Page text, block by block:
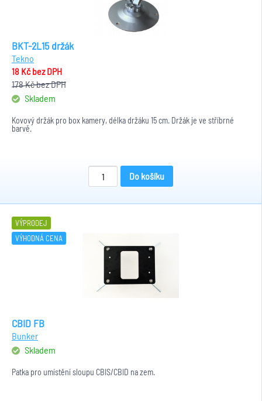
BKT-2L15 držák
Tekno
18 Kčbez DPH
178 Kčbez DPH
Skladem
Kovový držák pro box kamery, délka držáku 15 cm. Držák je ve stříbrné
barvě.
Do košíku
VÝPRODEJ
VÝHODNÁ CENA
CBID FB
Bunker
Skladem
Patka pro umístění sloupu CBIS/CBID na zem.